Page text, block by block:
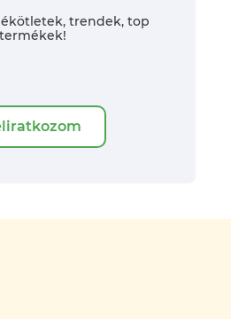
trendek, top
termékek!